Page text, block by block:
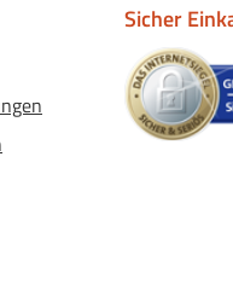
Sicher